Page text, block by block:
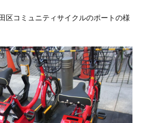
区コミュニティサイクルのポートの様